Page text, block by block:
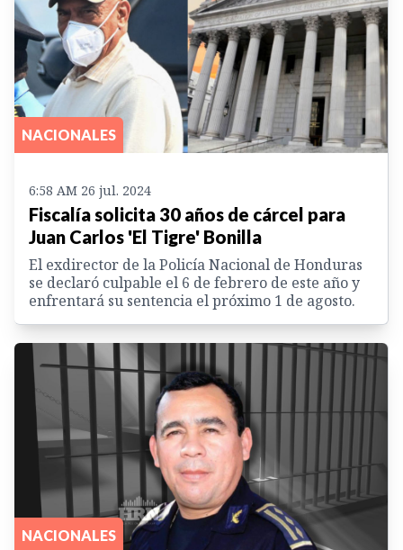
NACIONALES
6:58 AM 26 jul. 2024
Fiscalía solicita 30 años de cárcel para
Juan Carlos 'El Tigre' Bonilla
El exdirector de la Policía Nacional de Honduras
se declaró culpable el 6 de febrero de este año y
enfrentará su sentencia el próximo 1 de agosto.
NACIONALES